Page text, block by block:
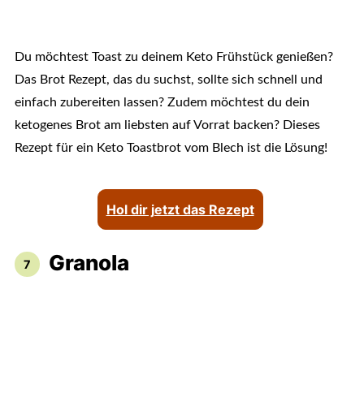
Du möchtest Toast zu deinem Keto Frühstück genießen?
Das Brot Rezept, das du suchst, sollte sich schnell und
einfach zubereiten lassen? Zudem möchtest du dein
ketogenes Brot am liebsten auf Vorrat backen? Dieses
Rezept für ein Keto Toastbrot vom Blech ist die Lösung!
Hol dir jetzt das Rezept
Granola